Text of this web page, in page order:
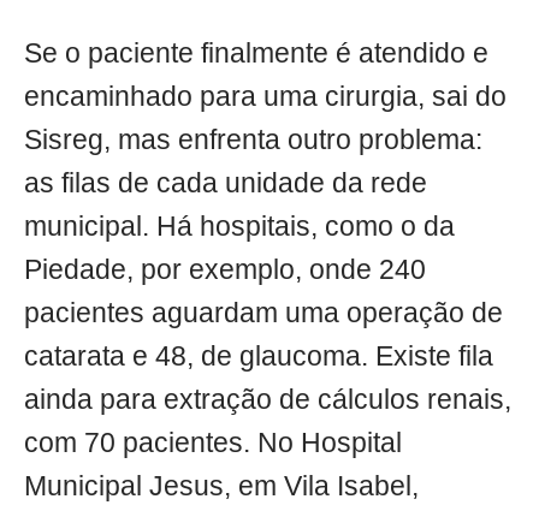
Se o paciente finalmente é atendido e
encaminhado para uma cirurgia, sai do
Sisreg, mas enfrenta outro problema:
as filas de cada unidade da rede
municipal. Há hospitais, como o da
Piedade, por exemplo, onde 240
pacientes aguardam uma operação de
catarata e 48, de glaucoma. Existe fila
ainda para extração de cálculos renais,
com 70 pacientes. No Hospital
Municipal Jesus, em Vila Isabel,